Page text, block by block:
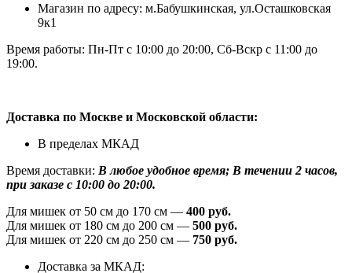
Магазин по адресу: м.Бабушкинская, ул.Осташковская
9к1
Время работы: Пн-Пт с 10:00 до 20:00, Сб-Вскр с 11:00 до
19:00.
Доставка по Москве и Московской области:
В пределах МКАД
Время доставки: В любое удобное время; В течении 2 часов,
при заказе с 10:00 до 20:00.
Для мишек от 50 см до 170 см — 400 руб.
Для мишек от 180 см до 200 см — 500 руб.
Для мишек от 220 см до 250 см — 750 руб.
Доставка за МКАД: